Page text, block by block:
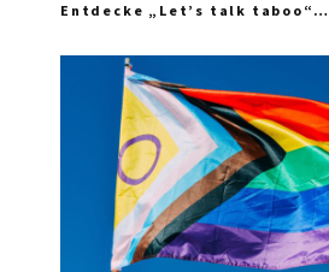
Entdecke „Let’s talk taboo“…